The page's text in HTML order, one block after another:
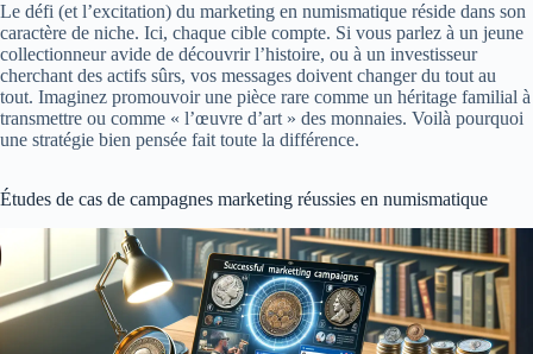
Le défi (et l’excitation) du marketing en numismatique réside dans son
caractère de niche. Ici, chaque cible compte. Si vous parlez à un jeune
collectionneur avide de découvrir l’histoire, ou à un investisseur
cherchant des actifs sûrs, vos messages doivent changer du tout au
tout. Imaginez promouvoir une pièce rare comme un héritage familial à
transmettre ou comme « l’œuvre d’art » des monnaies. Voilà pourquoi
une stratégie bien pensée fait toute la différence.
Études de cas de campagnes marketing réussies en numismatique